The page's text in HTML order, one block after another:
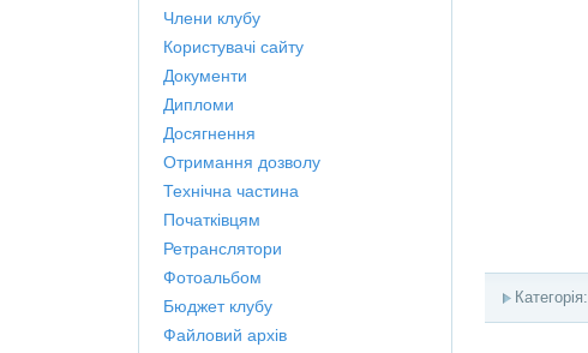
Категорія:
Члени клубу
Користувачі сайту
Документи
Дипломи
Досягнення
Отримання дозволу
Технічна частина
Початківцям
Ретранслятори
Фотоальбом
Бюджет клубу
Файловий архів